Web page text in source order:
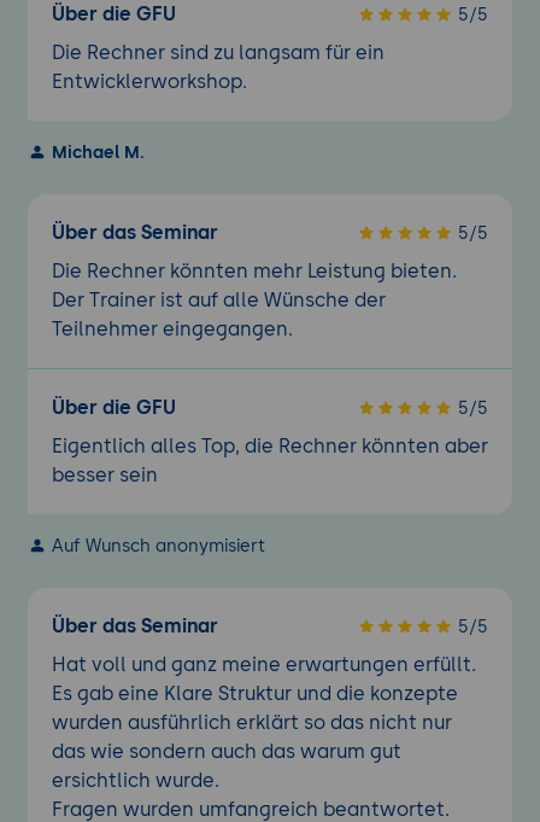
Über die GFU 5/5
Die Rechner sind zu langsam für ein
Entwicklerworkshop.
Michael M.
Über das Seminar 5/5
Die Rechner könnten mehr Leistung bieten.
Der Trainer ist auf alle Wünsche der
Teilnehmer eingegangen.
Über die GFU 5/5
Eigentlich alles Top, die Rechner könnten aber
besser sein
Auf Wunsch anonymisiert
Über das Seminar 5/5
Hat voll und ganz meine erwartungen erfüllt.
Es gab eine Klare Struktur und die konzepte
wurden ausführlich erklärt so das nicht nur
das wie sondern auch das warum gut
ersichtlich wurde.
Fragen wurden umfangreich beantwortet.